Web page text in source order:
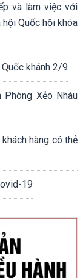
và làm việc với
Quốc hội khóa
khánh 2/9
Xẻo Nhàu
hàng có thẻ
19